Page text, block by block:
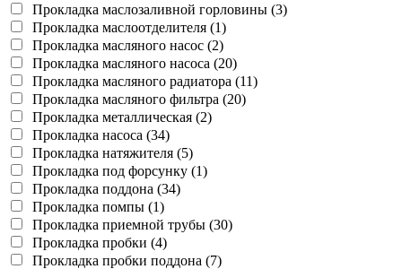
Прокладка маслозаливной горловины (3)
Прокладка маслоотделителя (1)
Прокладка масляного насос (2)
Прокладка масляного насоса (20)
Прокладка масляного радиатора (11)
Прокладка масляного фильтра (20)
Прокладка металлическая (2)
Прокладка насоса (34)
Прокладка натяжителя (5)
Прокладка под форсунку (1)
Прокладка поддона (34)
Прокладка помпы (1)
Прокладка приемной трубы (30)
Прокладка пробки (4)
Прокладка пробки поддона (7)